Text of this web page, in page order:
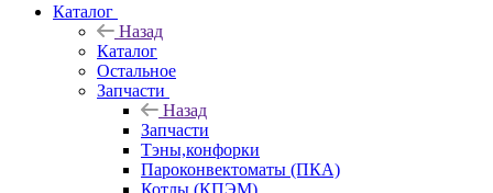
Каталог
Назад
Каталог
Остальное
Запчасти
Назад
Запчасти
Тэны,конфорки
Пароконвектоматы (ПКА)
Котлы (КПЭМ)